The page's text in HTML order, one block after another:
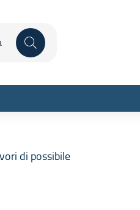
Inizia la ricerca
di possibile